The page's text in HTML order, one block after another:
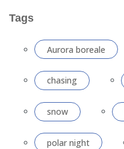
Tags
Aurora boreale
chasing
snow
polar night